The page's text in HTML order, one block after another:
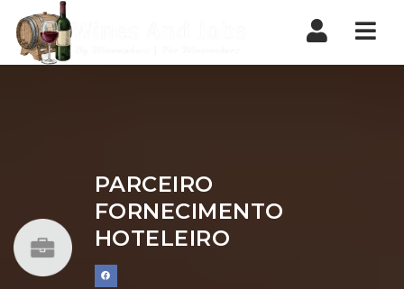
PARCEIRO
FORNECIMENTO
HOTELEIRO